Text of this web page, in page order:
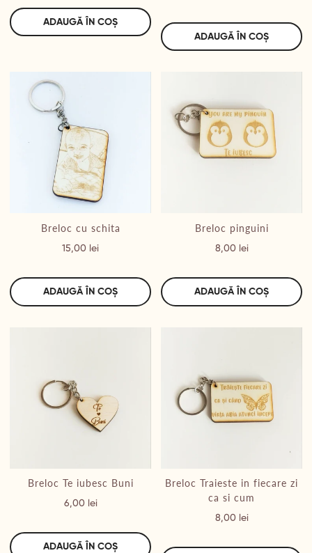
ADAUGĂ ÎN COȘ
ADAUGĂ ÎN COȘ
Breloc cu schita
Preț
15,00 lei
ADAUGĂ ÎN COȘ
Breloc pinguini
Preț
8,00 lei
ADAUGĂ ÎN COȘ
Breloc Te iubesc Buni
Preț
6,00 lei
ADAUGĂ ÎN COȘ
Breloc Traieste in fiecare zi
ca si cum
Preț
8,00 lei